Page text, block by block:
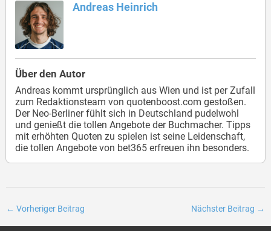
Andreas Heinrich
Über den Autor
Andreas kommt ursprünglich aus Wien und ist per Zufall
zum Redaktionsteam von quotenboost.com gestoßen.
Der Neo-Berliner fühlt sich in Deutschland pudelwohl
und genießt die tollen Angebote der Buchmacher. Tipps
mit erhöhten Quoten zu spielen ist seine Leidenschaft,
die tollen Angebote von bet365 erfreuen ihn besonders.
Nächster Beitrag →
← Vorheriger Beitrag